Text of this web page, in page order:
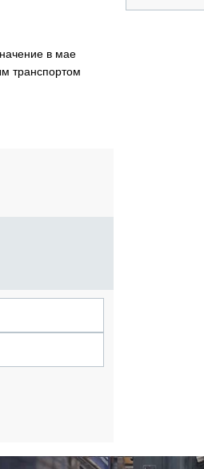
в мае
транспортом